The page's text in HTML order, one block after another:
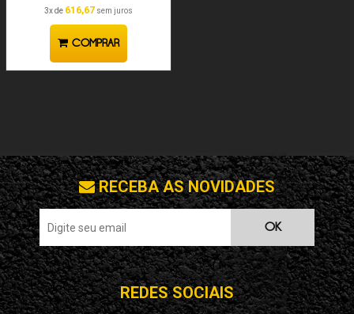
3x de 616,67sem juros
COMPRAR
RECEBA AS NOVIDADES
OK
REDES SOCIAIS